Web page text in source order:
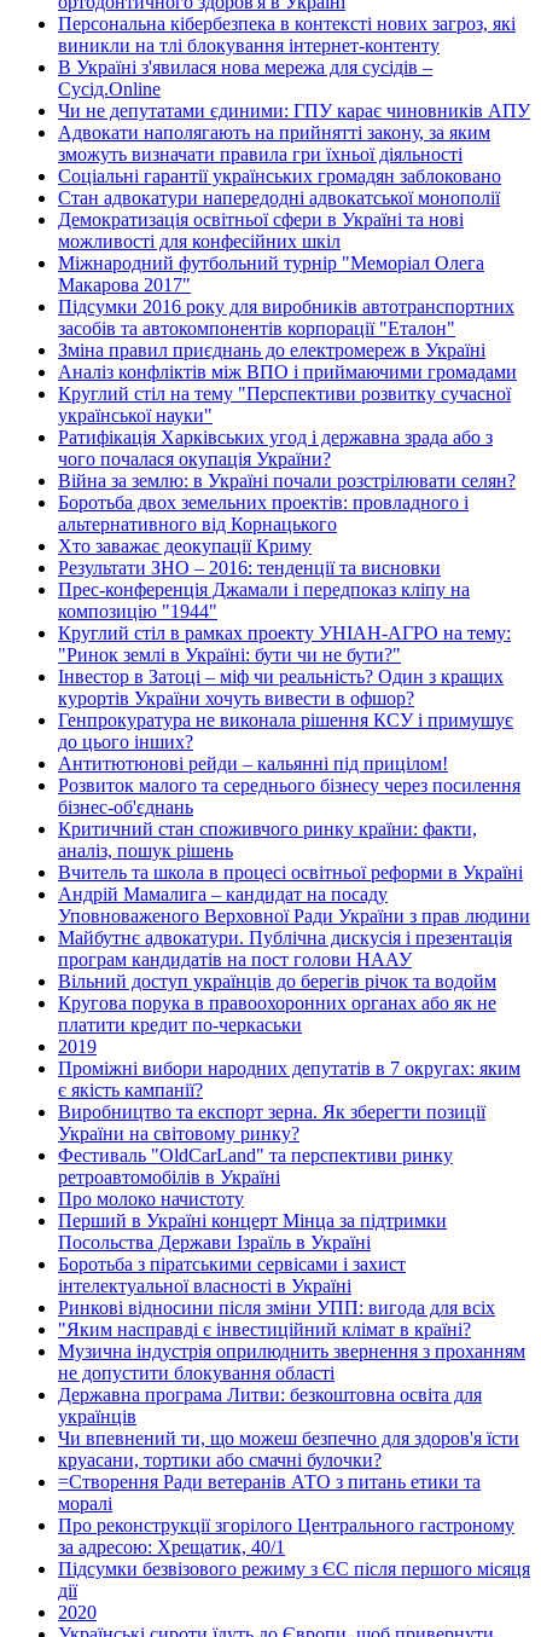
Персональна кібербезпека в контексті нових загроз, які
виникли на тлі блокування інтернет-контенту
В Україні з'явилася нова мережа для сусідів –
Сусід.Online
Чи не депутатами єдиними: ГПУ карає чиновників АПУ
Адвокати наполягають на прийнятті закону, за яким
зможуть визначати правила гри їхньої діяльності
Соціальні гарантії українських громадян заблоковано
Стан адвокатури напередодні адвокатської монополії
Демократизація освітньої сфери в Україні та нові
можливості для конфесійних шкіл
Міжнародний футбольний турнір "Меморіал Олега
Макарова 2017"
Підсумки 2016 року для виробників автотранспортних
засобів та автокомпонентів корпорації "Еталон"
Зміна правил приєднань до електромереж в Україні
Аналіз конфліктів між ВПО і приймаючими громадами
Круглий стіл на тему "Перспективи розвитку сучасної
української науки"
Ратифікація Харківських угод і державна зрада або з
чого почалася окупація України?
Війна за землю: в Україні почали розстрілювати селян?
Боротьба двох земельних проектів: провладного і
альтернативного від Корнацького
Хто заважає деокупації Криму
Результати ЗНО – 2016: тенденції та висновки
Прес-конференція Джамали і передпоказ кліпу на
композицію "1944"
Круглий стіл в рамках проекту УНІАН-АГРО на тему:
"Ринок землі в Україні: бути чи не бути?"
Інвестор в Затоці – міф чи реальність? Один з кращих
курортів України хочуть вивести в офшор?
Генпрокуратура не виконала рішення КСУ і примушує
до цього інших?
Антитютюнові рейди – кальянні під прицілом!
Розвиток малого та середнього бізнесу через посилення
бізнес-об'єднань
Критичний стан споживчого ринку країни: факти,
аналіз, пошук рішень
Вчитель та школа в процесі освітньої реформи в Україні
Андрій Мамалига – кандидат на посаду
Уповноваженого Верховної Ради України з прав людини
Майбутнє адвокатури. Публічна дискусія і презентація
програм кандидатів на пост голови НААУ
Вільний доступ українців до берегів річок та водойм
Кругова порука в правоохоронних органах або як не
платити кредит по-черкаськи
2019
Проміжні вибори народних депутатів в 7 округах: яким
є якість кампанії?
Виробництво та експорт зерна. Як зберегти позиції
України на світовому ринку?
Фестиваль "OldCarLand" та перспективи ринку
ретроавтомобілів в Україні
Про молоко начистоту
Перший в Україні концерт Мінца за підтримки
Посольства Держави Ізраїль в Україні
Боротьба з піратськими сервісами і захист
інтелектуальної власності в Україні
Ринкові відносини після зміни УПП: вигода для всіх
"Яким насправді є інвестиційний клімат в країні?
Музична індустрія оприлюднить звернення з проханням
не допустити блокування області
Державна програма Литви: безкоштовна освіта для
українців
Чи впевнений ти, що можеш безпечно для здоров'я їсти
круасани, тортики або смачні булочки?
=Створення Ради ветеранів АТО з питань етики та
моралі
Про реконструкції згорілого Центрального гастроному
за адресою: Хрещатик, 40/1
Підсумки безвізового режиму з ЄС після першого місяця
дії
2020